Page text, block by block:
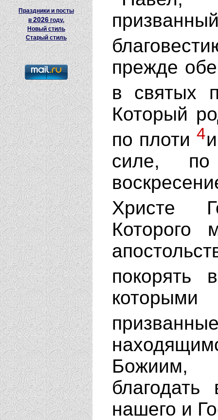
Праздники и посты
в2026 году.
Новый стиль
Старый стиль
прежде
в святых
Который
по плоти 4
силе, по
Христе
Которого
Божиим,
нашего и